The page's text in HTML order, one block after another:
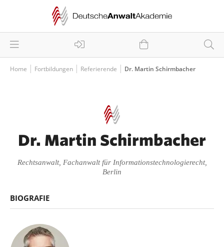
Home Fortbildungen Referierende Dr. Martin Schirmbacher
Dr. Martin Schirmbacher
Rechtsanwalt, Fachanwalt für Informationstechnologierecht,
Berlin
BIOGRAFIE